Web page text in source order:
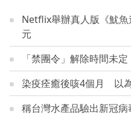
Netflix舉辦真人版《魷
元
「禁團令」解除時間未
染疫痊癒後咳4個月 以
稱台灣水產品驗出新冠